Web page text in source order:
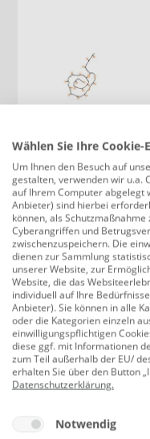
Wählen Sie Ihre Cookie-
Um Ihnen den Besuch auf
gestalten, verwenden wir u.a.
auf Ihrem Computer abgelegt
Anbieter) sind hierbei
können, als
Cyberangriffen und
zwischenzuspeichern. Die
dienen zur Sammlung
unserer Website, zur
Website, die das
individuell auf Ihre
Anbieter). Sie können in alle
oder die Kategorien einzeln
einwilligungspflichtigen
diese ggf. mit Informationen
zum Teil außerhalb der EU/
erhalten Sie über den Button
Datenschutzerklärung.
Notwendig